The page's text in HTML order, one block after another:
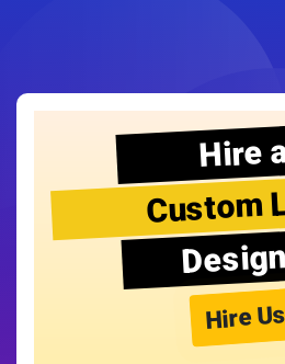
Hire
Custom
Hire Us